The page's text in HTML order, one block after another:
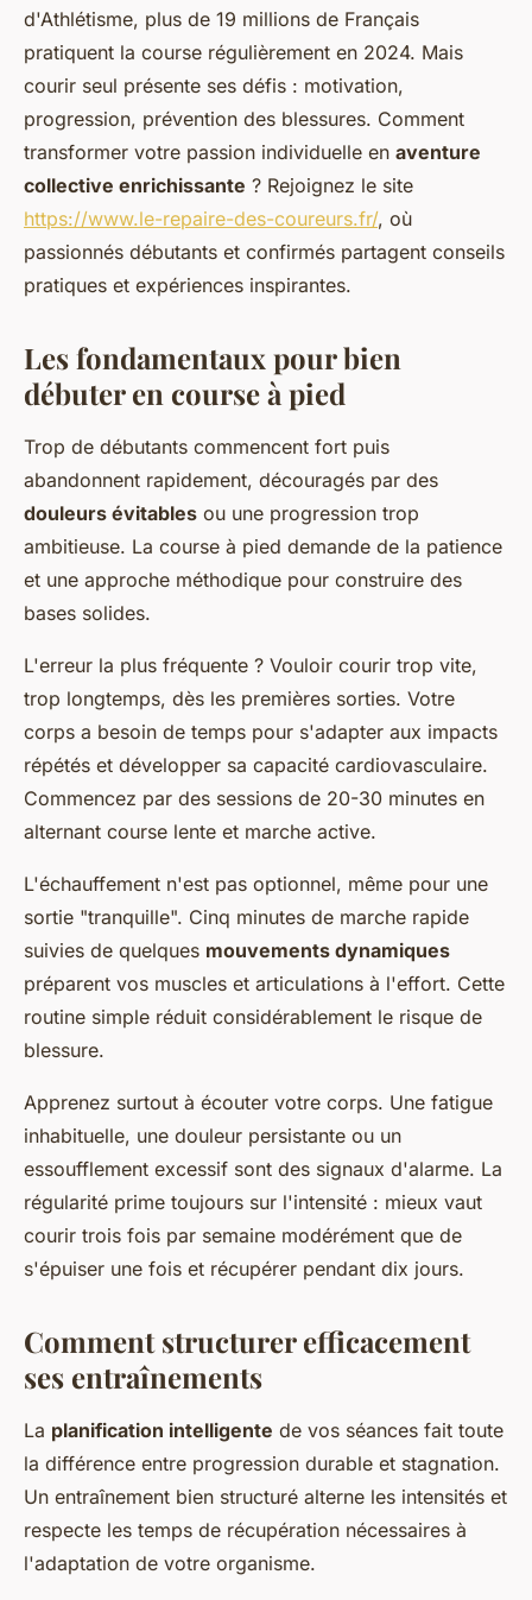
d'Athlétisme, plus de 19 millions de Français
pratiquent la course régulièrement en 2024. Mais
courir seul présente ses défis : motivation,
progression, prévention des blessures. Comment
transformer votre passion individuelle en aventure
collective enrichissante ? Rejoignez le site
https://www.le-repaire-des-coureurs.fr/, où
passionnés débutants et confirmés partagent conseils
pratiques et expériences inspirantes.
Les fondamentaux pour bien
débuter en course à pied
Trop de débutants commencent fort puis
abandonnent rapidement, découragés par des
douleurs évitables ou une progression trop
ambitieuse. La course à pied demande de la patience
et une approche méthodique pour construire des
bases solides.
L'erreur la plus fréquente ? Vouloir courir trop vite,
trop longtemps, dès les premières sorties. Votre
corps a besoin de temps pour s'adapter aux impacts
répétés et développer sa capacité cardiovasculaire.
Commencez par des sessions de 20-30 minutes en
alternant course lente et marche active.
L'échauffement n'est pas optionnel, même pour une
sortie "tranquille". Cinq minutes de marche rapide
suivies de quelques mouvements dynamiques
préparent vos muscles et articulations à l'effort. Cette
routine simple réduit considérablement le risque de
blessure.
Apprenez surtout à écouter votre corps. Une fatigue
inhabituelle, une douleur persistante ou un
essoufflement excessif sont des signaux d'alarme. La
régularité prime toujours sur l'intensité : mieux vaut
courir trois fois par semaine modérément que de
s'épuiser une fois et récupérer pendant dix jours.
Comment structurer efficacement
ses entraînements
La planification intelligente de vos séances fait toute
la différence entre progression durable et stagnation.
Un entraînement bien structuré alterne les intensités et
respecte les temps de récupération nécessaires à
l'adaptation de votre organisme.